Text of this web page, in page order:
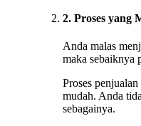
2. Proses yang
Anda malas
maka sebaiknya
Proses
mudah. Anda
sebagainya.